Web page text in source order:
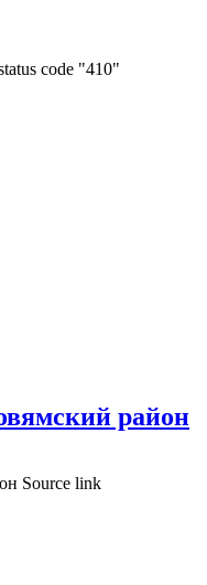
code "410"
район
Source link